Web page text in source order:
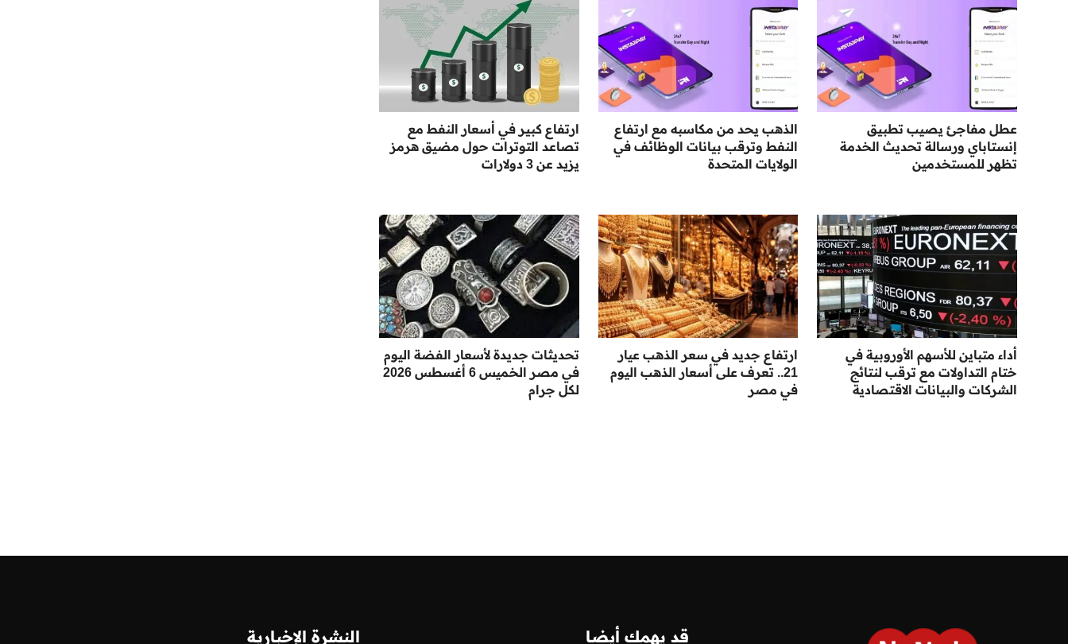
عطل مفاجئ يصيب تطبيق
إنستاباي ورسالة تحديث الخدمة
تظهر للمستخدمين
الذهب يحد من مكاسبه مع ارتفاع
النفط وترقب بيانات الوظائف في
الولايات المتحدة
ارتفاع كبير في أسعار النفط مع
تصاعد التوترات حول مضيق هرمز
يزيد عن 3 دولارات
أداء متباين للأسهم الأوروبية في
ختام التداولات مع ترقب لنتائج
الشركات والبيانات الاقتصادية
ارتفاع جديد في سعر الذهب عيار
21.. تعرف على أسعار الذهب اليوم
في مصر
تحديثات جديدة لأسعار الفضة اليوم
في مصر الخميس 6 أغسطس 2026
لكل جرام
قد يهمك أيضا النشرة الإخبارية